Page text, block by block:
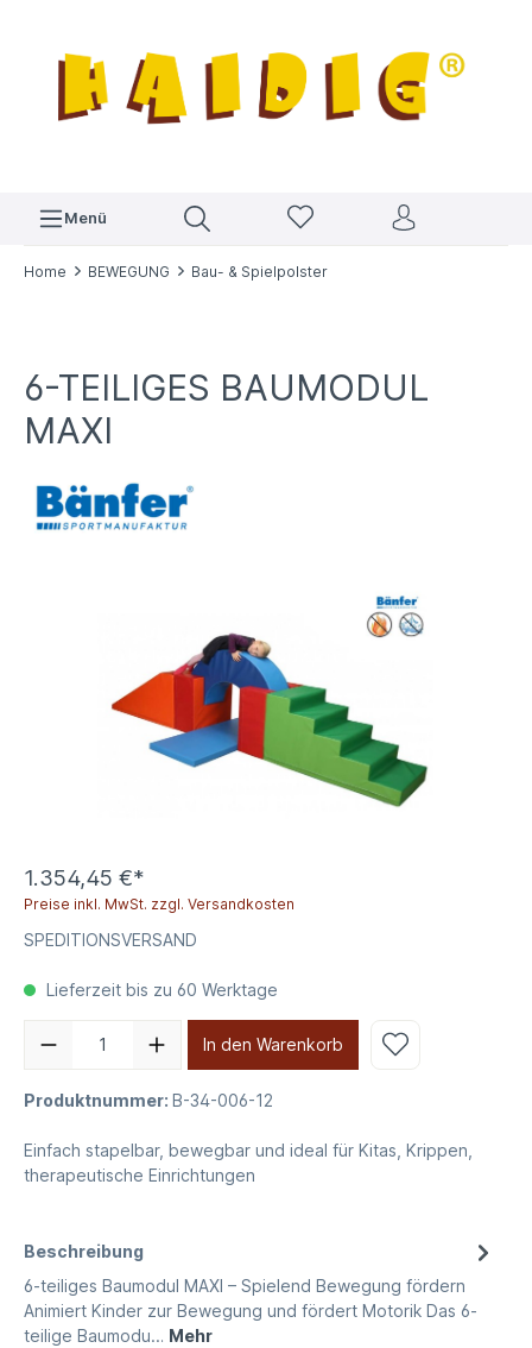
Menü
Home BEWEGUNG Bau- & Spielpolster
6-TEILIGES BAUMODUL
MAXI
1.354,45 €*
Preise inkl. MwSt. zzgl. Versandkosten
SPEDITIONSVERSAND
Lieferzeit bis zu 60 Werktage
In den Warenkorb
Produktnummer: B-34-006-12
Einfach stapelbar, bewegbar und ideal für Kitas, Krippen,
therapeutische Einrichtungen
Beschreibung
6-teiliges Baumodul MAXI – Spielend Bewegung fördern
Animiert Kinder zur Bewegung und fördert Motorik Das 6-
teilige Baumodu… Mehr